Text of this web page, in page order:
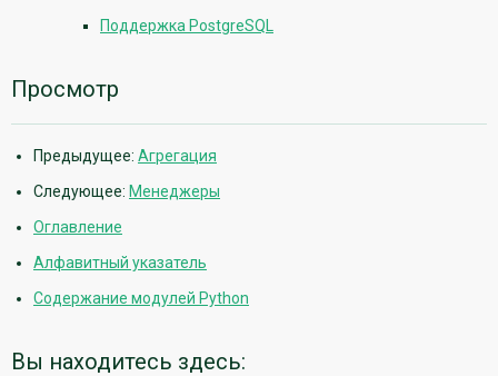
Поддержка PostgreSQL
Просмотр
Предыдущее: Агрегация
Следующее: Менеджеры
Оглавление
Алфавитный указатель
Содержание модулей Python
Вы находитесь здесь: